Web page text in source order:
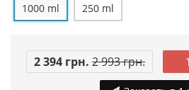
1000 ml
250 ml
2 394 грн. 2 993 грн.